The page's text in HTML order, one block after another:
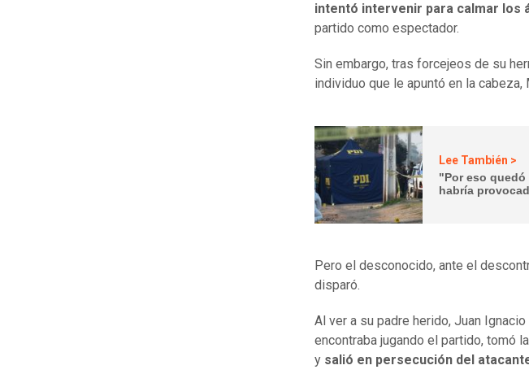
intentó intervenir para calmar los
partido como espectador.
Sin embargo, tras forcejeos de su
individuo que le apuntó en la cabeza,
Lee También >
"Por eso
habría
Pero el desconocido, ante el
disparó.
Al ver a su padre herido, Juan
encontraba jugando el partido, tomó
y salió en persecución del